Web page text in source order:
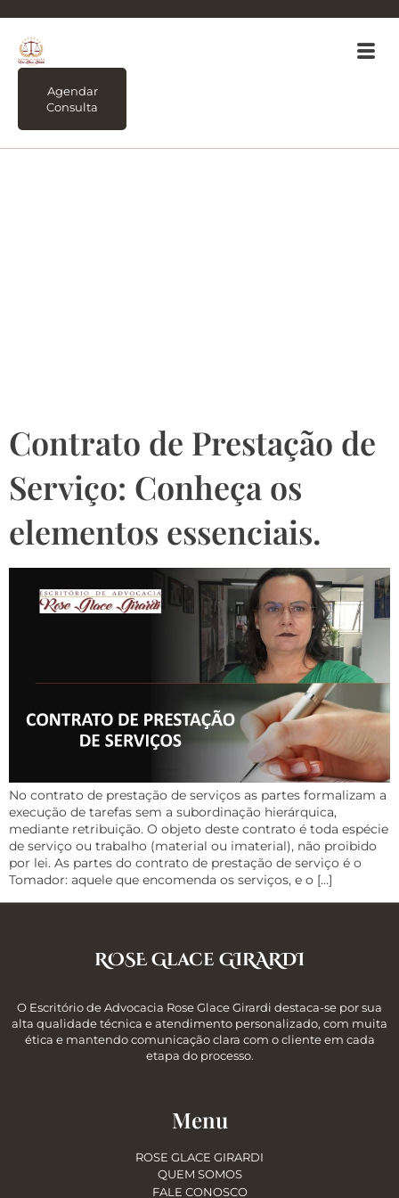
Agendar
Consulta
Contrato de Prestação de
Serviço: Conheça os
elementos essenciais.
No contrato de prestação de serviços as partes formalizam a
execução de tarefas sem a subordinação hierárquica,
mediante retribuição. O objeto deste contrato é toda espécie
de serviço ou trabalho (material ou imaterial), não proibido
por lei. As partes do contrato de prestação de serviço é o
Tomador: aquele que encomenda os serviços, e o […]
ROSE Glace GIRARDI
O Escritório de Advocacia Rose Glace Girardi destaca-se por sua
alta qualidade técnica e atendimento personalizado, com muita
ética e mantendo comunicação clara com o cliente em cada
etapa do processo.
Menu
ROSE GLACE GIRARDI
QUEM SOMOS
FALE CONOSCO